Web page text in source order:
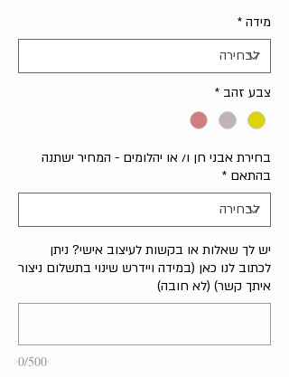
מידה *
צבע זהב *
בחירת אבני חן ו/ או יהלומים - המחיר ישתנה
בהתאם *
יש לך שאלות או בקשות לעיצוב אישי? ניתן
לכתוב לנו כאן (במידה ויידרש שינוי בתשלום ניצור
איתך קשר) (לא חובה)
0/500